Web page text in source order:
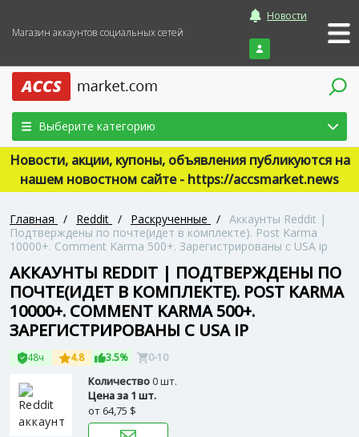
Магазин аккаунтов социальных сетей
Новости
Войти
Выберите категорию
Новости, акции, купоны, объявления публикуются на
нашем новостном сайте - https://accsmarket.news
Главная / Reddit / Раскрученные / Аккаунты Reddit |
Подтверждены по почте(идет в комплекте). Post Karma
10000+. Comment Karma 500+. Зарегистрированы с USA ip
АККАУНТЫ REDDIT | ПОДТВЕРЖДЕНЫ ПО
ПОЧТЕ(ИДЕТ В КОМПЛЕКТЕ). POST KARMA
10000+. COMMENT KARMA 500+.
ЗАРЕГИСТРИРОВАНЫ С USA IP
48ч 4.8 3.5% 0-10
Количество0 шт.
Цена за 1 шт.
от 64,75 $